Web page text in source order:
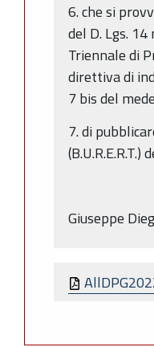
6. che si
del D. Lgs.
Triennale di
direttiva di
7 bis del
7. di
Giuseppe